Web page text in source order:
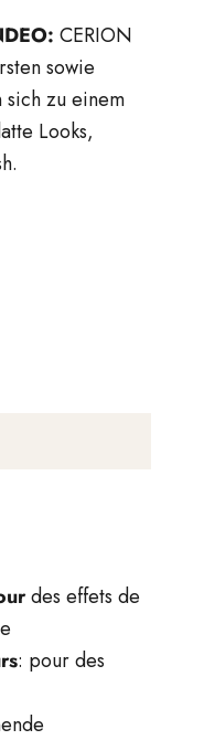
CERION
sowie
sich zu einem
Looks,
des effets de
: pour des